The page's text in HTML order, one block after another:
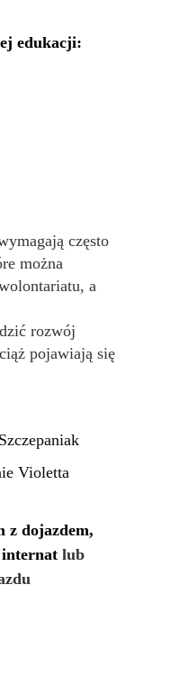
edukacji:
często
można
a
rozwój
pojawiają się
Violetta
z dojazdem,
internat lub